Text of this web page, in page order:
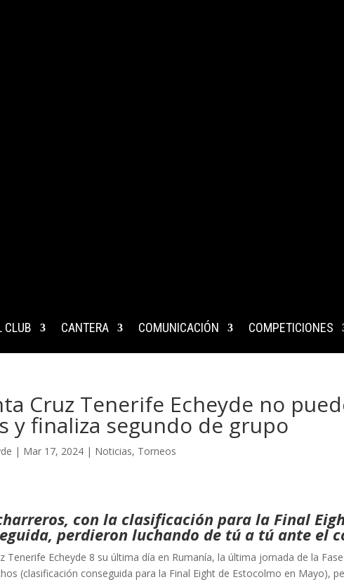
CLUB CANTERA COMUNICACIÓN COMPETICIONES
Cruz Tenerife Echeyde no
y finaliza segundo de grupo
| Mar 17, 2024 | Noticias, Torneos
con la clasificación para la Final
perdieron luchando de tú a tú ante el
Tenerife Echeyde 8 su última día en Rumanía, la última jornada de la
(clasificación conseguida para la Final Eight de Estocolmo en Mayo),